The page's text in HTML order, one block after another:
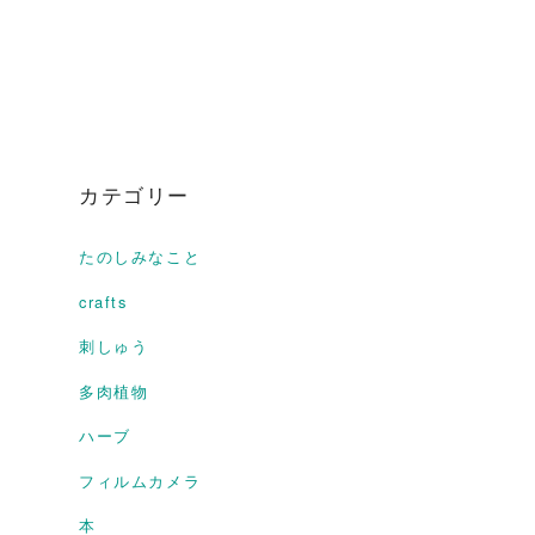
カテゴリー
たのしみなこと
crafts
刺しゅう
多肉植物
ハーブ
フィルムカメラ
本